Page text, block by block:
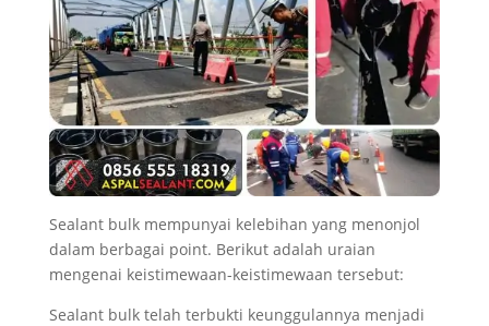
Sealant bulk mempunyai kelebihan yang menonjol
dalam berbagai point. Berikut adalah uraian
mengenai keistimewaan-keistimewaan tersebut:
Sealant bulk telah terbukti keunggulannya menjadi